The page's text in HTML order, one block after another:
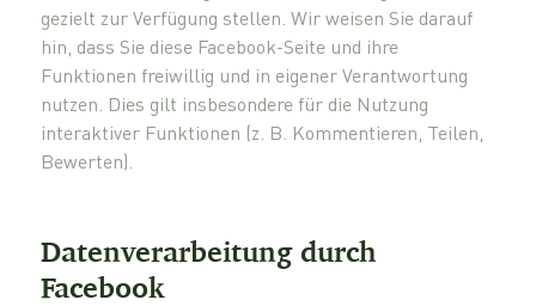
gezielt zur Verfügung stellen. Wir weisen Sie darauf
hin, dass Sie diese Facebook-Seite und ihre
Funktionen freiwillig und in eigener Verantwortung
nutzen. Dies gilt insbesondere für die Nutzung
interaktiver Funktionen (z. B. Kommentieren, Teilen,
Bewerten).
Datenverarbeitung durch
Facebook